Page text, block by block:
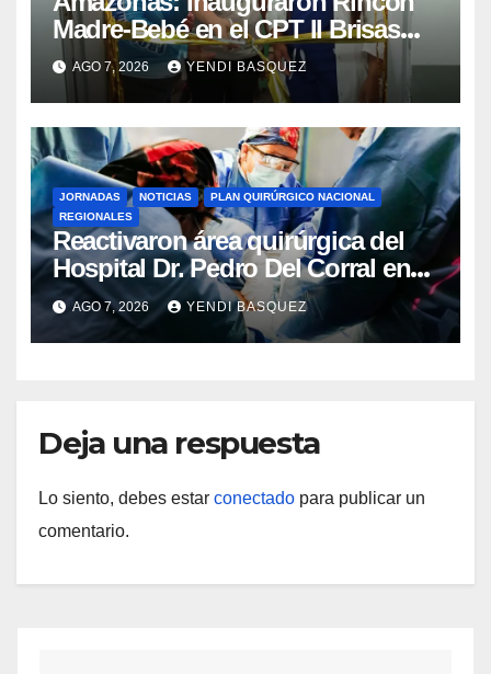
Madre-Bebé en el CPT II Brisas
del Aeropuerto ​Inauguraron
Rincón
AGO 7, 2026 YENDI BASQUEZ
JORNADAS NOTICIAS
PLAN QUIRÚRGICO NACIONAL
REGIONALES
Reactivaron área quirúrgica del
Hospital Dr. Pedro Del Corral en
Guárico
AGO 7, 2026 YENDI BASQUEZ
Deja una respuesta
Lo siento, debes estar conectado para publicar un
comentario.